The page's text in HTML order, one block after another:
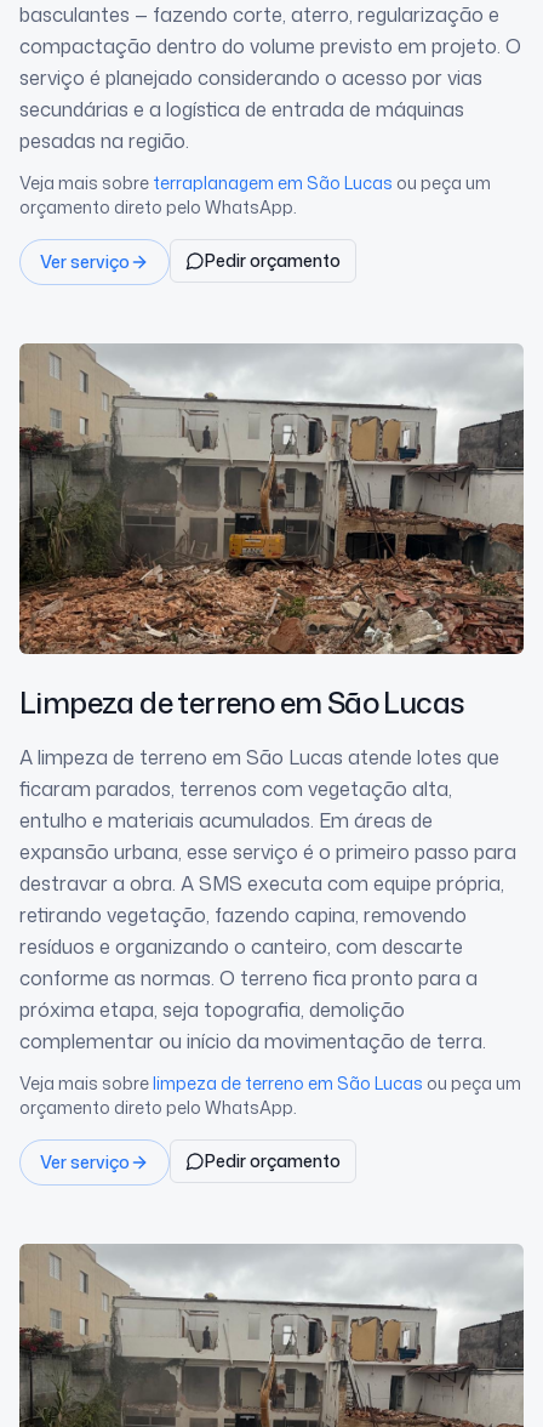
basculantes — fazendo corte, aterro, regularização e
compactação dentro do volume previsto em projeto. O
serviço é planejado considerando o acesso por vias
secundárias e a logística de entrada de máquinas
pesadas na região.
Veja mais sobre terraplanagem em São Lucas ou peça um
orçamento direto pelo WhatsApp.
Ver serviço Pedir orçamento
Limpeza de terrenoem São Lucas
A limpeza de terreno em São Lucas atende lotes que
ficaram parados, terrenos com vegetação alta,
entulho e materiais acumulados. Em áreas de
expansão urbana, esse serviço é o primeiro passo para
destravar a obra. A SMS executa com equipe própria,
retirando vegetação, fazendo capina, removendo
resíduos e organizando o canteiro, com descarte
conforme as normas. O terreno fica pronto para a
próxima etapa, seja topografia, demolição
complementar ou início da movimentação de terra.
Veja mais sobrelimpeza de terreno em São Lucas ou peça um
orçamento direto pelo WhatsApp.
Ver serviço Pedir orçamento